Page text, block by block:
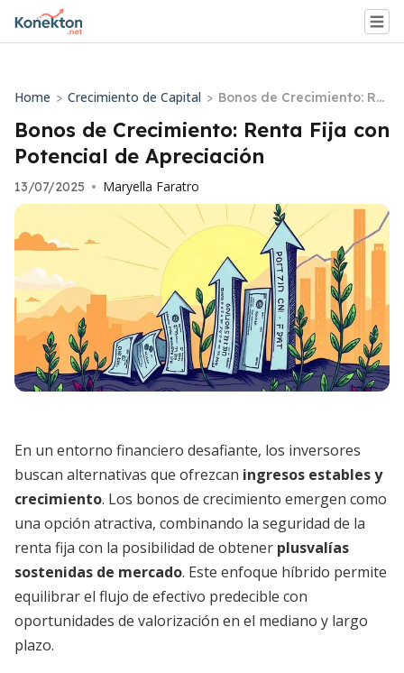
Home > Crecimiento de Capital > Bonos de Crecimiento: Re
nta Fija con Potencial de
Apreciación
Bonos de Crecimiento: Renta Fija con
Potencial de Apreciación
13/07/2025 • Maryella Faratro
En un entorno financiero desafiante, los inversores
buscan alternativas que ofrezcan ingresos estables y
crecimiento. Los bonos de crecimiento emergen como
una opción atractiva, combinando la seguridad de la
renta fija con la posibilidad de obtener plusvalías
sostenidas de mercado. Este enfoque híbrido permite
equilibrar el flujo de efectivo predecible con
oportunidades de valorización en el mediano y largo
plazo.